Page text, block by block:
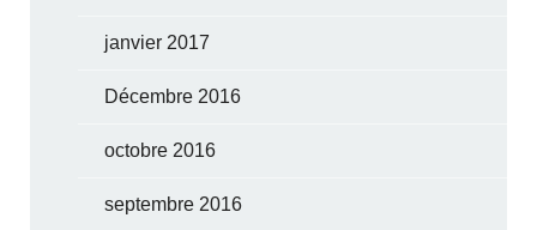
janvier 2017
Décembre 2016
octobre 2016
septembre 2016